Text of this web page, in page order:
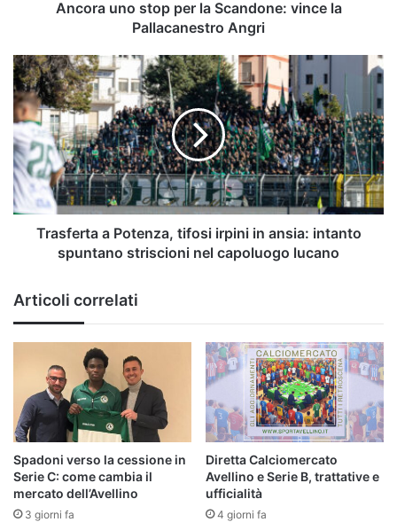
Ancora uno stop per la Scandone: vince la
Pallacanestro Angri
Trasferta
a
Potenza,
tifosi
irpini
in
ansia:
intanto
spuntano
striscioni
Trasferta a Potenza, tifosi irpini in ansia: intanto
spuntano striscioni nel capoluogo lucano
Articoli correlati
Spadoni verso la cessione in
Serie C: come cambia il
mercato dell’Avellino
3 giorni fa
Diretta Calciomercato
Avellino e Serie B, trattative e
ufficialità
4 giorni fa